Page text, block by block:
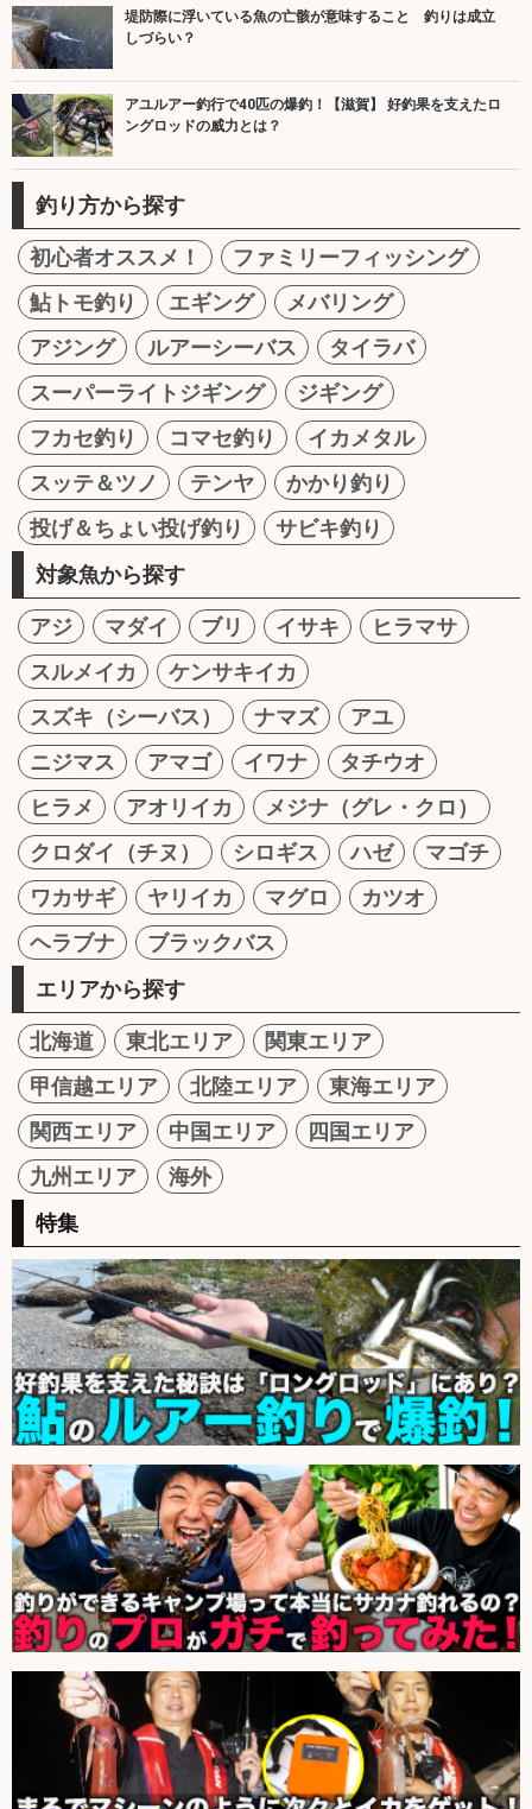
堤防際に浮いている魚の亡骸が意味すること 釣りは成立
しづらい？
アユルアー釣行で40匹の爆釣！【滋賀】 好釣果を支えたロ
ングロッドの威力とは？
釣り方から探す
初心者オススメ！
ファミリーフィッシング
鮎トモ釣り
エギング
メバリング
アジング
ルアーシーバス
タイラバ
スーパーライトジギング
ジギング
フカセ釣り
コマセ釣り
イカメタル
スッテ＆ツノ
テンヤ
かかり釣り
投げ＆ちょい投げ釣り
サビキ釣り
対象魚から探す
アジ マダイ ブリ イサキ
ヒラマサ
スルメイカ
ケンサキイカ
スズキ（シーバス）
ナマズ
アユ
ニジマス
アマゴ イワナ
タチウオ
ヒラメ
アオリイカ
メジナ（グレ・クロ）
クロダイ（チヌ）
シロギス ハゼ
マゴチ
ワカサギ
ヤリイカ マグロ
カツオ
ヘラブナ
ブラックバス
エリアから探す
北海道 東北エリア
関東エリア
甲信越エリア
北陸エリア
東海エリア
関西エリア
中国エリア
四国エリア
九州エリア
海外
特集